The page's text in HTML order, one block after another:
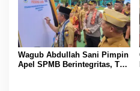
Wagub Abdullah Sani Pimpin
Apel SPMB Berintegritas, Tak